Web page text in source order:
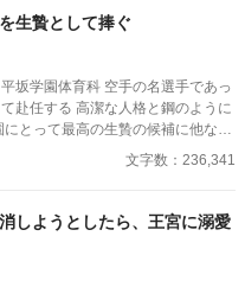
生贄として捧ぐ
空手の名選手であっ
格と鋼のように
”、“土”の信奉者達が暗躍する 意
ンタジー
文字数：236,341
しようとしたら、王宮に溺愛